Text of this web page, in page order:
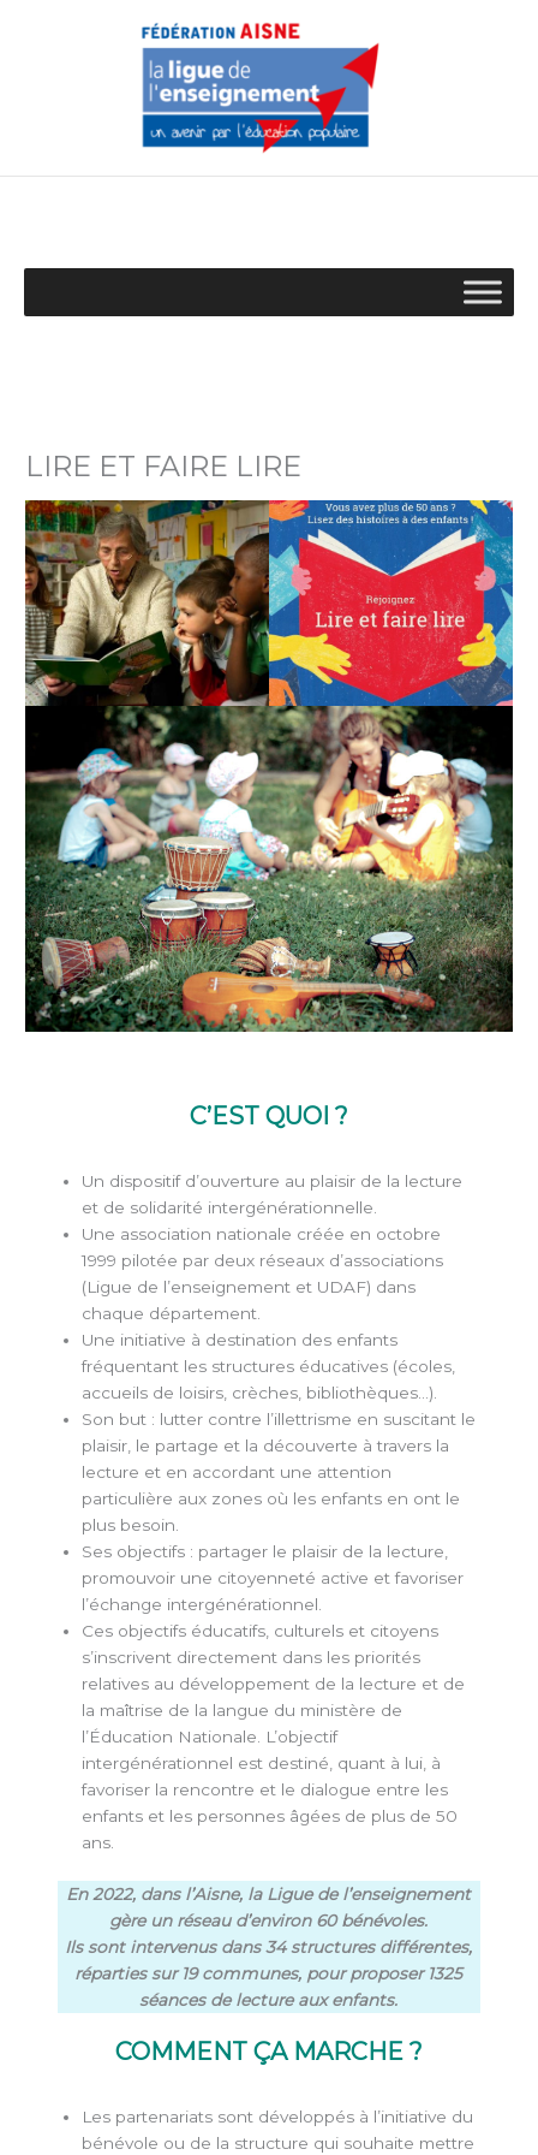
LIRE ET FAIRE LIRE
C’EST QUOI ?
Un dispositif d’ouverture au plaisir de la lecture
et de solidarité intergénérationnelle.
Une association nationale créée en octobre
1999 pilotée par deux réseaux d’associations
(Ligue de l’enseignement et UDAF) dans
chaque département.
Une initiative à destination des enfants
fréquentant les structures éducatives (écoles,
accueils de loisirs, crèches, bibliothèques…).
Son but : lutter contre l’illettrisme en suscitant le
plaisir, le partage et la découverte à travers la
lecture et en accordant une attention
particulière aux zones où les enfants en ont le
plus besoin.
Ses objectifs : partager le plaisir de la lecture,
promouvoir une citoyenneté active et favoriser
l’échange intergénérationnel.
Ces objectifs éducatifs, culturels et citoyens
s’inscrivent directement dans les priorités
relatives au développement de la lecture et de
la maîtrise de la langue du ministère de
l’Éducation Nationale. L’objectif
intergénérationnel est destiné, quant à lui, à
favoriser la rencontre et le dialogue entre les
enfants et les personnes âgées de plus de 50
ans.
En 2022, dans l’Aisne, la Ligue de l’enseignement
gère un réseau d’environ 60 bénévoles.
Ils sont intervenus dans 34 structures différentes,
réparties sur 19 communes, pour proposer 1325
séances de lecture aux enfants.
COMMENT ÇA MARCHE ?
Les partenariats sont développés à l’initiative du
bénévole ou de la structure qui souhaite mettre